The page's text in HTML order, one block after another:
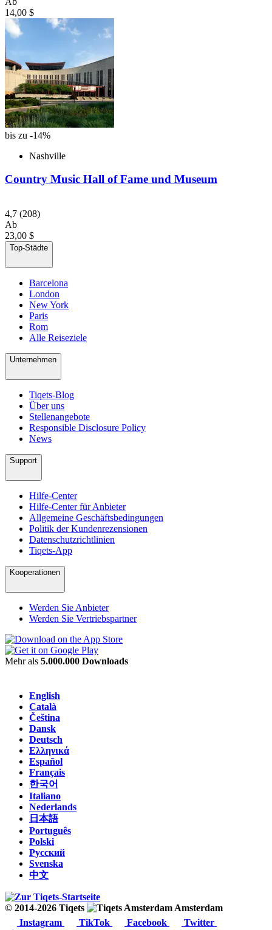
14,00 $
bis zu -14%
Nashville
Country Music Hall of Fame und Museum
4,7 (208)
Ab
23,00 $
Top-Städte
Barcelona
London
New York
Paris
Rom
Alle Reiseziele
Unternehmen
Tiqets-Blog
Über uns
Stellenangebote
Responsible Disclosure Policy
News
Support
Hilfe-Center
Hilfe-Center für Anbieter
Allgemeine Geschäftsbedingungen
Politik der Kundenrezensionen
Datenschutzrichtlinien
Tiqets-App
Kooperationen
Werden Sie Anbieter
Werden Sie Vertriebspartner
Mehr als 5.000.000 Downloads
English
Català
Čeština
Dansk
Deutsch
Ελληνικά
Español
Français
한국어
Italiano
Nederlands
日本語
Português
Polski
Русский
Svenska
中文
© 2014-2026 Tiqets
Amsterdam
Instagram
TikTok Facebook
Twitter